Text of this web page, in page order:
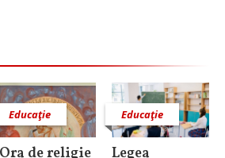
Educaţie
Ora de religie
Educaţie
Legea